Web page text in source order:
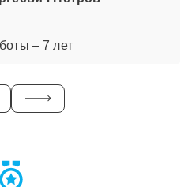
– 7 лет